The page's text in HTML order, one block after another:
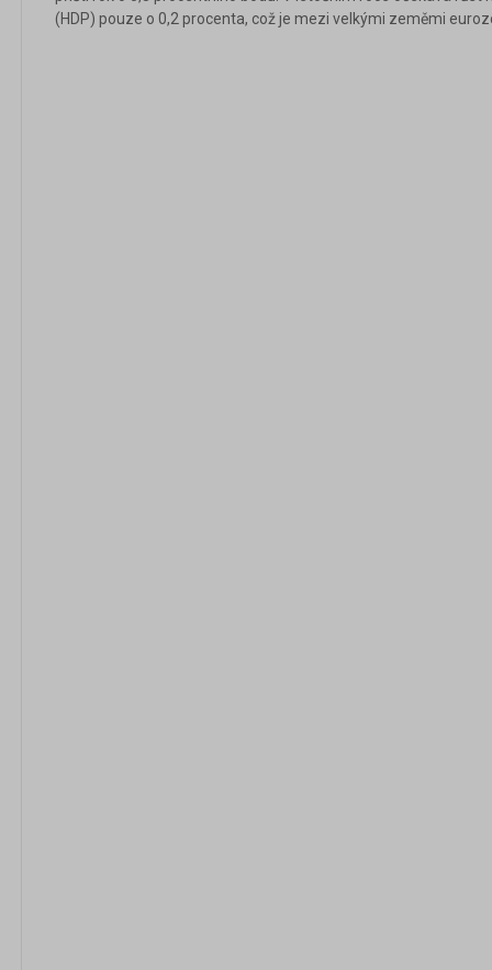
(HDP) pouze o 0,2 procenta, což je mezi velkými zeměmi